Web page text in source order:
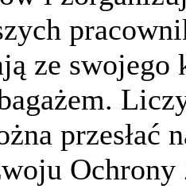
ze
przesłać